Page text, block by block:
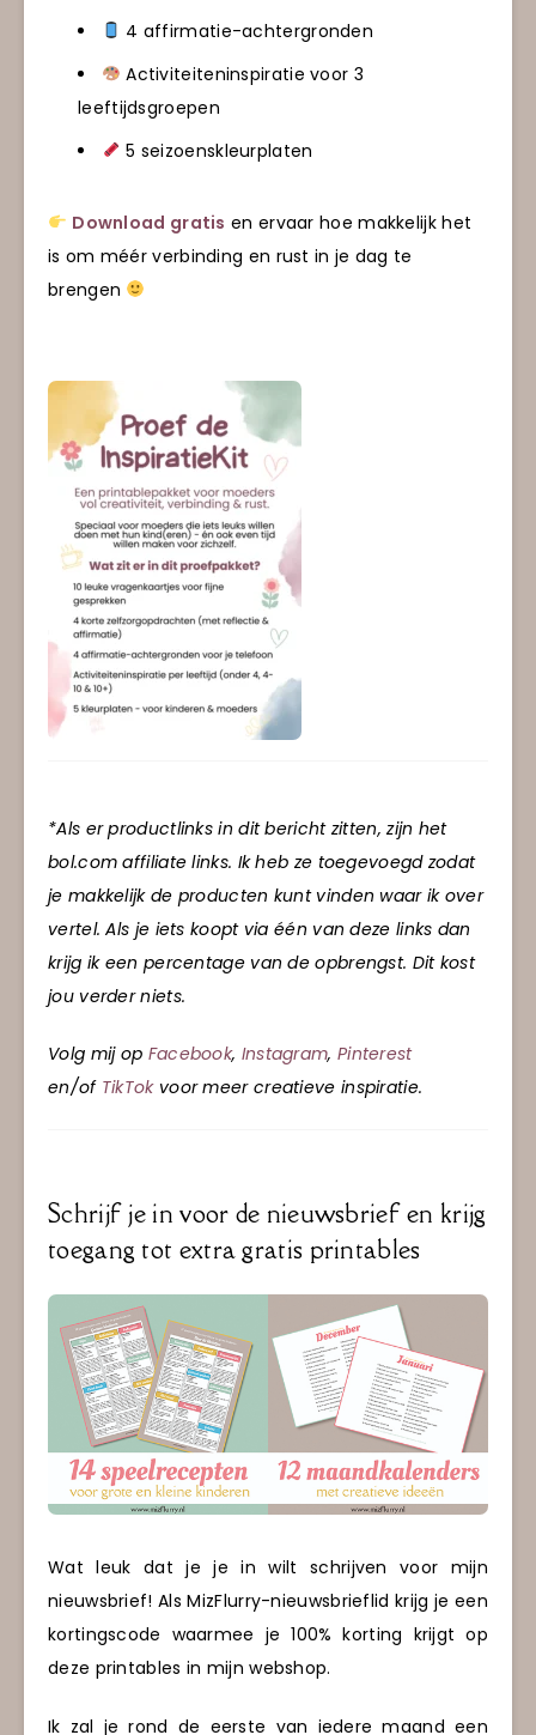
4 affirmatie-achtergronden
Activiteiteninspiratie voor 3
leeftijdsgroepen
5 seizoenskleurplaten
Download gratis en ervaar hoe makkelijk het
is om méér verbinding en rust in je dag te
brengen
*Als er productlinks in dit bericht zitten, zijn het
bol.com affiliate links. Ik heb ze toegevoegd zodat
je makkelijk de producten kunt vinden waar ik over
vertel. Als je iets koopt via één van deze links dan
krijg ik een percentage van de opbrengst. Dit kost
jou verder niets.
Volg mij op Facebook, Instagram, Pinterest
en/of TikTokvoor meer creatieve inspiratie.
Schrijf je in voor de nieuwsbrief en krijg
toegang tot extra gratis printables
Wat leuk dat je je in wilt schrijven voor mijn
nieuwsbrief! Als MizFlurry-nieuwsbrieflid krijg je een
kortingscode waarmee je 100% korting krijgt op
deze printables in mijn webshop.
Ik zal je rond de eerste van iedere maand een